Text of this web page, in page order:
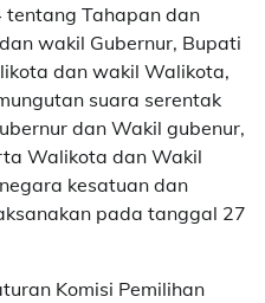
tentang Tahapan dan
wakil Gubernur, Bupati
dan wakil Walikota,
suara serentak
dan Wakil gubenur,
Walikota dan Wakil
kesatuan dan
pada tanggal 27
Komisi Pemilihan